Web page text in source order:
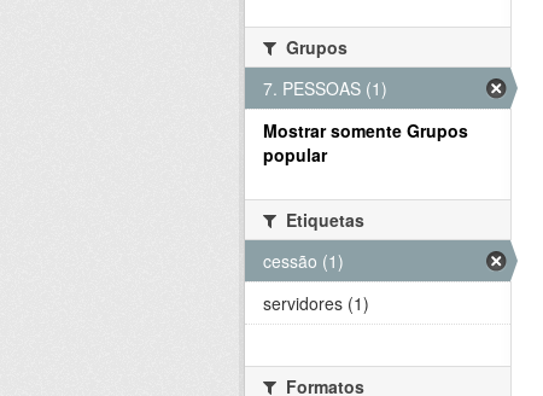
Grupos
7. PESSOAS (1)
Mostrar somente Grupos
popular
Etiquetas
cessão (1)
servidores (1)
Formatos